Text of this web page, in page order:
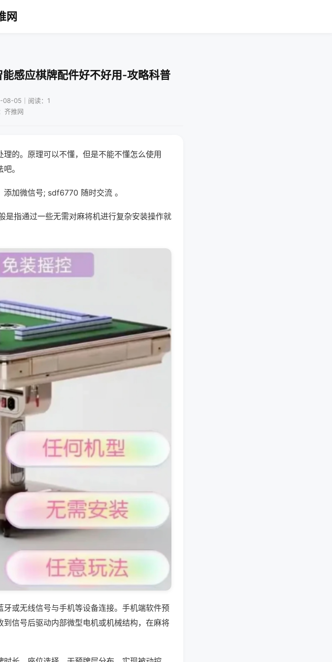
网
感应棋牌配件好不好用-攻略科普
08-05｜阅读：1
齐推网
的。原理可以不懂，但是不能不懂怎么使用
。
加微信号; sdf6770 随时交流 。
是指通过一些无需对麻将机进行复杂安装操作就
或无线信号与手机等设备连接。手机端软件预
信号后驱动内部微型电机或机械结构，在麻将